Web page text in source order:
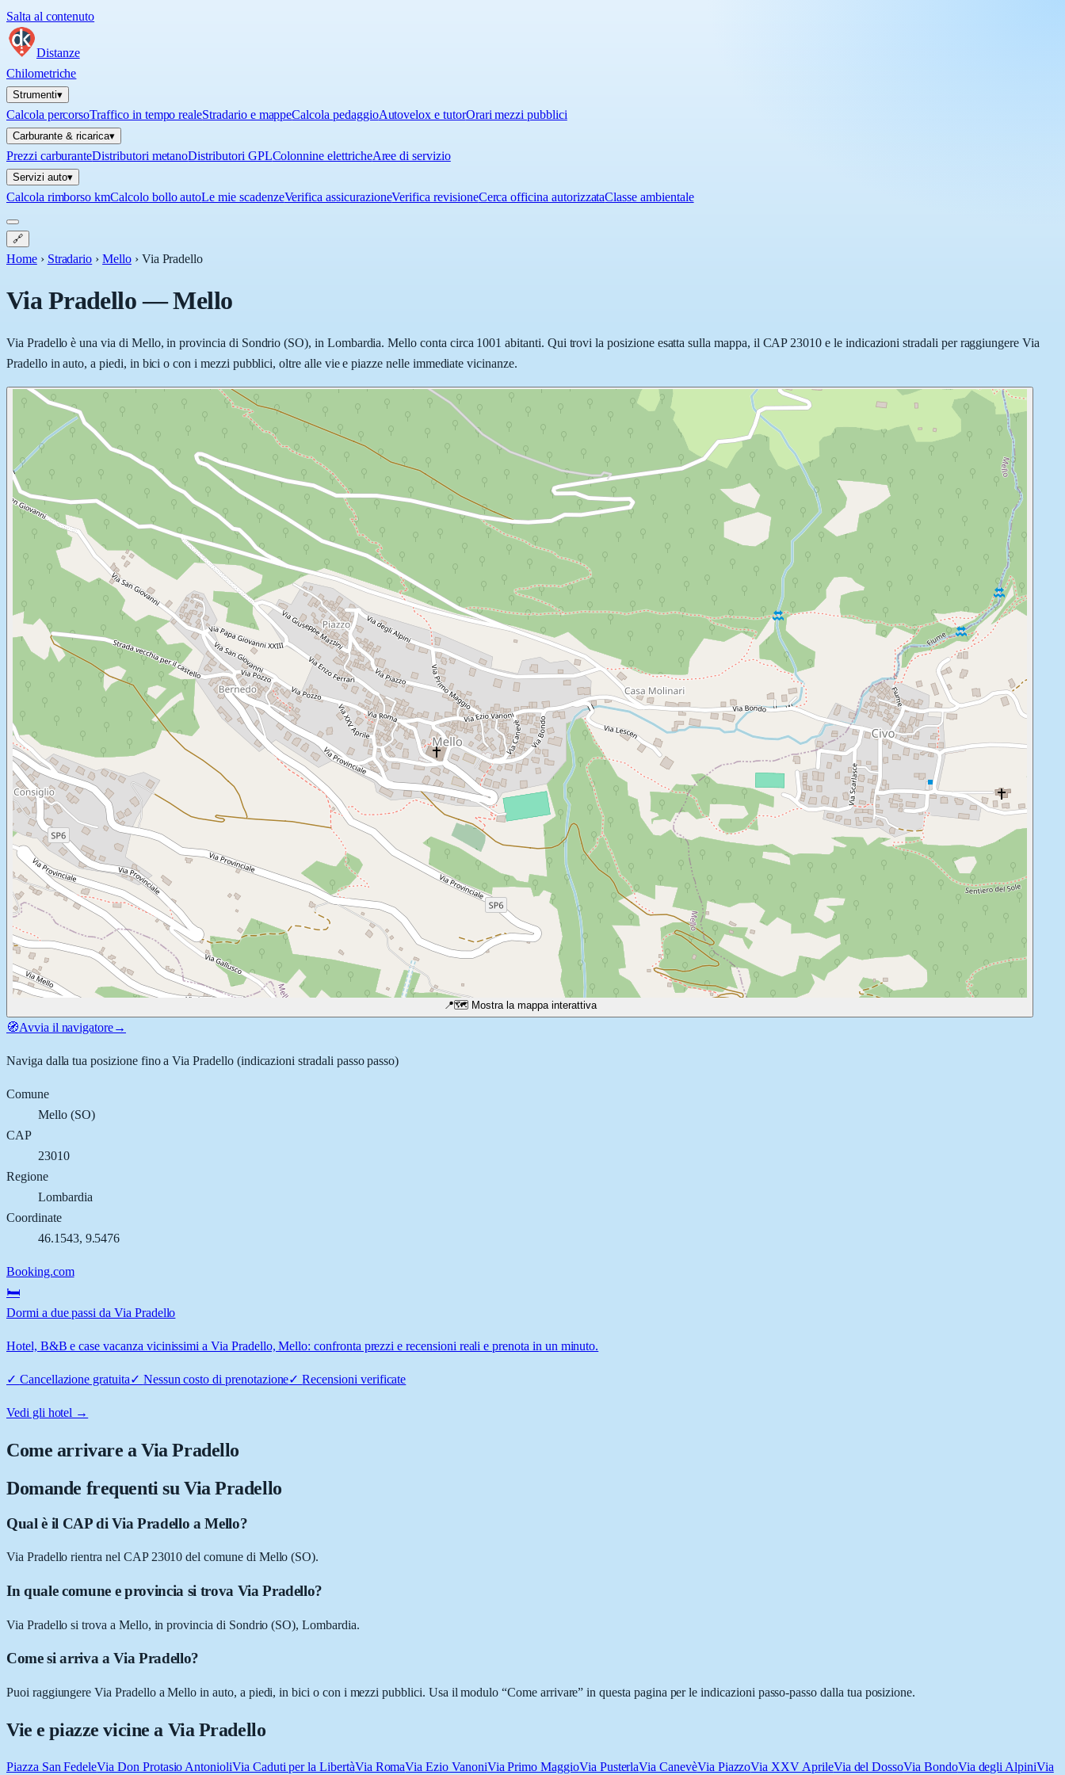
Salta al contenuto
Distanze
Chilometriche
Strumenti▾
Calcola percorsoTraffico in tempo realeStradario e mappeCalcola pedaggioAutovelox e tutorOrari mezzi pubblici
Carburante & ricarica▾
Prezzi carburanteDistributori metanoDistributori GPLColonnine elettricheAree di servizio
Servizi auto▾
Calcola rimborso kmCalcolo bollo autoLe mie scadenzeVerifica assicurazioneVerifica revisioneCerca officina autorizzataClasse ambientale
🔗
Home › Stradario › Mello › Via Pradello
Via Pradello—Mello
Via Pradello è una via di Mello, in provincia di Sondrio (SO), in Lombardia. Mello conta circa 1001 abitanti. Qui trovi la posizione esatta sulla mappa, il CAP 23010 e le indicazioni stradali per raggiungere Via
Pradello in auto, a piedi, in bici o con i mezzi pubblici, oltre alle vie e piazze nelle immediate vicinanze.
📍🗺️ Mostra la mappa interattiva
🧭Avvia il navigatore→
Naviga dalla tua posizione fino aVia Pradello(indicazioni stradali passo passo)
Comune
Mello(SO)
CAP
23010
Regione
Lombardia
Coordinate
46.1543, 9.5476
Booking.com
🛏️
Dormi a due passi da Via Pradello
Hotel, B&B e case vacanza vicinissimi a Via Pradello, Mello: confronta prezzi e recensioni reali e prenota in un minuto.
✓ Cancellazione gratuita✓ Nessun costo di prenotazione✓Recensioni verificate
Vedi gli hotel →
Come arrivare aVia Pradello
Domande frequenti su Via Pradello
Qual è il CAP di Via Pradello a Mello?
Via Pradello rientra nel CAP 23010 del comune di Mello (SO).
In quale comune e provincia si trova Via Pradello?
Via Pradello si trova a Mello, in provincia di Sondrio (SO), Lombardia.
Come si arriva a Via Pradello?
Puoi raggiungere Via Pradello a Mello in auto, a piedi, in bici o con i mezzi pubblici. Usa il modulo “Come arrivare” in questa pagina per le indicazioni passo-passo dalla tua posizione.
Vie e piazze vicine a Via Pradello
Piazza San FedeleVia Don Protasio AntonioliVia Caduti per la LibertàVia RomaVia Ezio VanoniVia Primo MaggioVia PusterlaVia CanevèVia PiazzoVia XXV AprileVia del DossoVia BondoVia degli AlpiniVia